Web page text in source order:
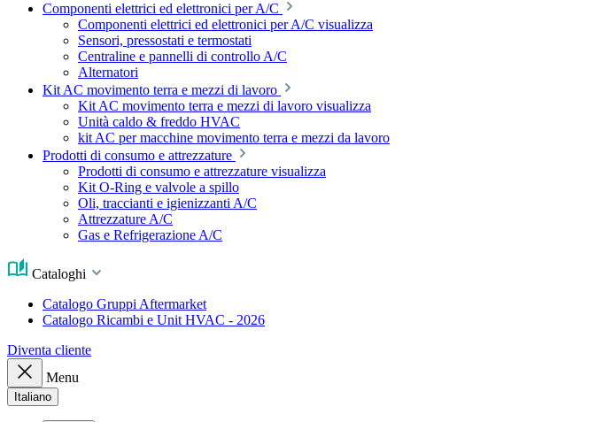
Componenti elettrici ed elettronici per A/C
Componenti elettrici ed elettronici per A/C visualizza
Sensori, pressostati e termostati
Centraline e pannelli di controllo A/C
Alternatori
Kit AC movimento terra e mezzi di lavoro
Kit AC movimento terra e mezzi di lavoro visualizza
Unità caldo & freddo HVAC
kit AC per macchine movimento terra e mezzi da lavoro
Prodotti di consumo e attrezzature
Prodotti di consumo e attrezzature visualizza
Kit O-Ring e valvole a spillo
Oli, traccianti e igienizzanti A/C
Attrezzature A/C
Gas e Refrigerazione A/C
Cataloghi
Catalogo Gruppi Aftermarket
Catalogo Ricambi e Unit HVAC - 2026
Diventa cliente
Menu
Italiano